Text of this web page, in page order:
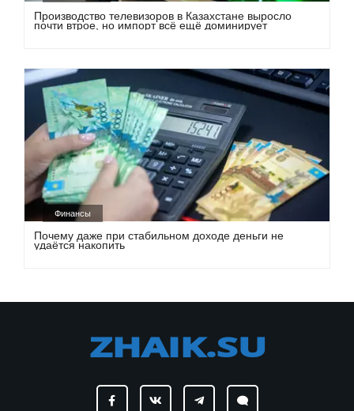
Производство телевизоров в Казахстане выросло
почти втрое, но импорт всё ещё доминирует
Финансы
Почему даже при стабильном доходе деньги не
удаётся накопить